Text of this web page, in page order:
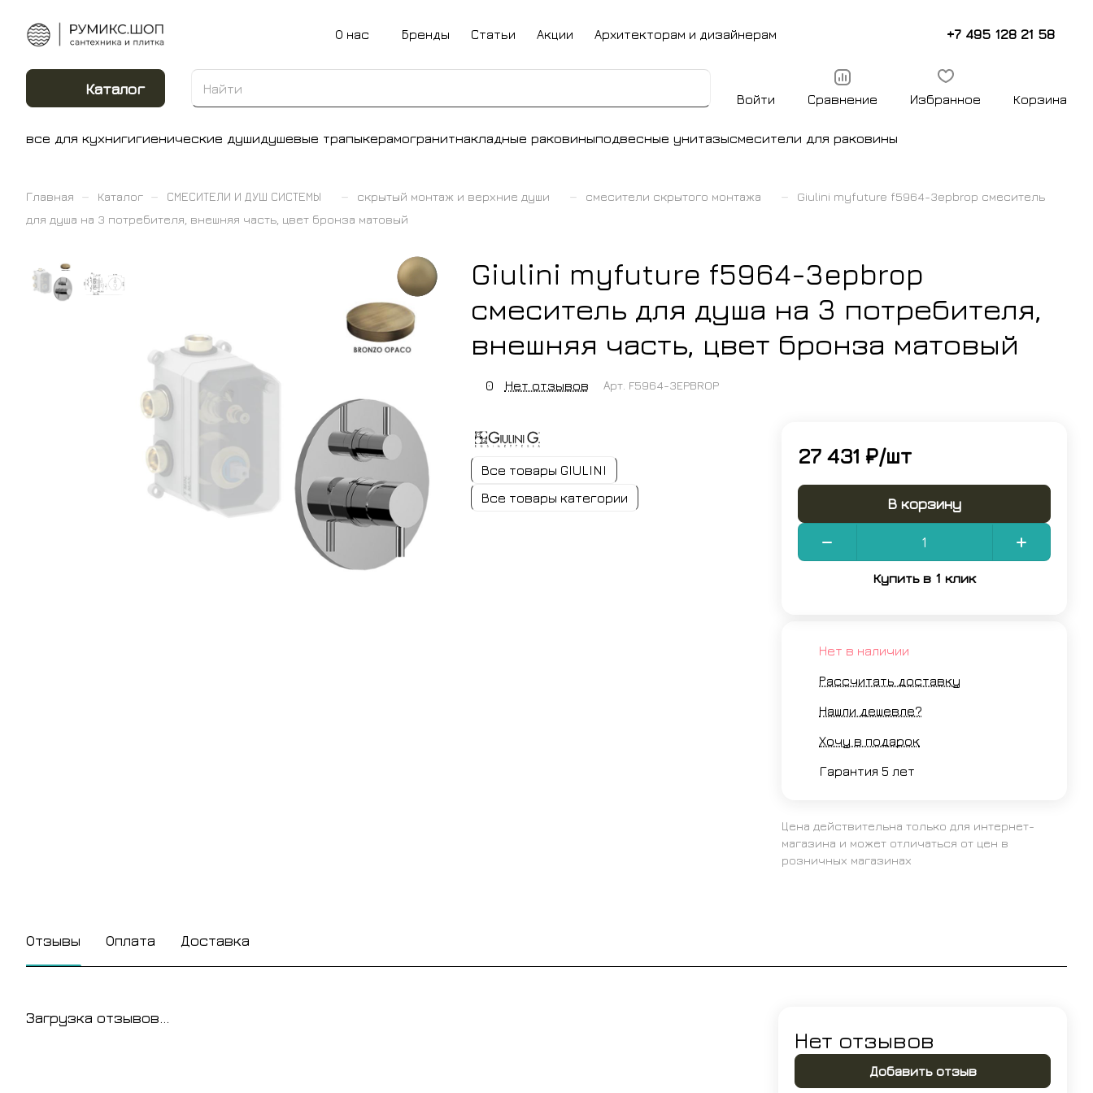
О нас Бренды Статьи Акции Архитекторам и дизайнерам +7 495 128 21 58
Каталог
Войти Сравнение Избранное Корзина
все для кухнигигиенические душидушевые трапыкерамогранитнакладные раковиныподвесные унитазысмесители для раковины
Главная – Каталог – СМЕСИТЕЛИ И ДУШ СИСТЕМЫ – скрытый монтаж и верхние души – смесители скрытого монтажа –
Giulini myfuture f5964-3epbrop смеситель
для душа на 3 потребителя, внешняя часть, цвет бронза матовый
Giulini myfuture f5964-3epbrop
смеситель для душа на 3 потребителя,
внешняя часть, цвет бронза матовый
0 Нет отзывов Арт. F5964-3EPBROP
Все товары GIULINI
Все товары категории
27 431 ₽/шт
В корзину
Купить в 1 клик
Нет в наличии
Рассчитать доставку
Нашли дешевле?
Хочу в подарок
Гарантия 5 лет
Цена действительна только для интернет-
магазина и может отличаться от цен в
розничных магазинах
Отзывы Оплата Доставка
Загрузка отзывов...
Нет отзывов
Добавить отзыв